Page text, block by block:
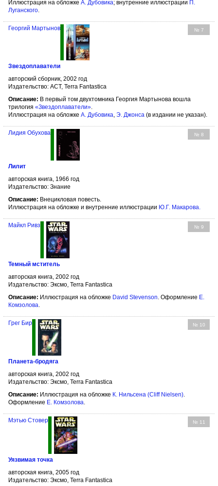
Иллюстрация на обложке А. Дубовика; внутренние иллюстрации П.
Луганского.
№ 7
Георгий Мартынов
Звездоплаватели
авторский сборник, 2002 год
Издательство: АСТ, Terra Fantastica
Описание: В первый том двухтомника Георгия Мартынова вошла
трилогия «Звездоплаватели»
Иллюстрация на обложке А. Дубовика Э. Джонса (в издании не указан).
№ 8
Лидия Обухова
Лилит
авторская книга, 1966 год
Издательство: Знание
Описание: Внецикловая повесть.
Иллюстрация на обложке и внутренние иллюстрации Ю.Г. Макарова
№ 9
Майкл Ривз
Темный мститель
авторская книга, 2002 год
Издательство: Эксмо, Terra Fantastica
Описание: Иллюстрация на обложке David Stevenson . Оформление Е.
Комзолова
№ 10
Грег Бир
Планета-бродяга
авторская книга, 2002 год
Издательство: Эксмо, Terra Fantastica
Описание: Иллюстрация на обложке К. Нильсена (Cliff Nielsen)
Оформление Е. Комзолова
№ 11
Мэтью Стовер
Уязвимая точка
авторская книга, 2005 год
Издательство: Эксмо, Terra Fantastica